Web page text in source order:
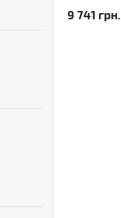
9 741 грн.